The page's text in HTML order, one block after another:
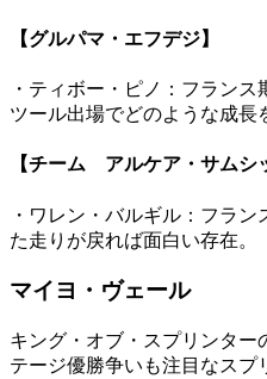
【グルパマ・エフデジ】
・ティボー・ピノ：フラン
ツール出場でどのような成長
【チーム アルケア・サムシ
・ワレン・バルギル：フラ
た走りが戻れば面白い存在。
マイヨ・ヴェール
キング・オブ・スプリンター
テージ優勝争いも注目なスプ